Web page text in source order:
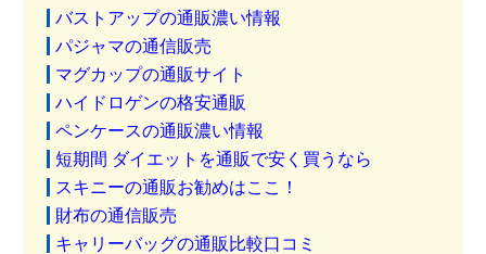
バストアップの通販濃い情報
パジャマの通信販売
マグカップの通販サイト
ハイドロゲンの格安通販
ペンケースの通販濃い情報
短期間 ダイエットを通販で安く買うなら
スキニーの通販お勧めはここ！
財布の通信販売
キャリーバッグの通販比較口コミ